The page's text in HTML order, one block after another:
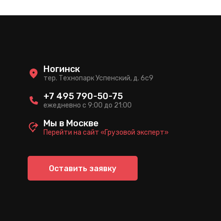
Оставить заявку
тер. Технопарк Успенский, д. 6c9
Ногинск
ежедневно с 9:00 до 21:00
+7 495 790-50-75
Перейти на сайт «Грузовой эксперт»
Мы в Москве